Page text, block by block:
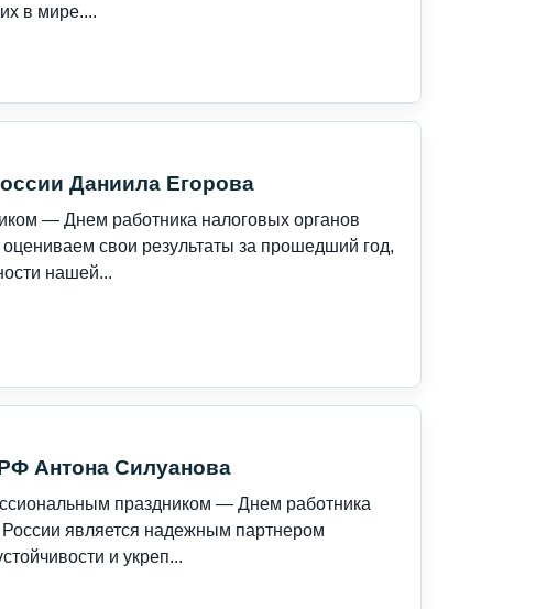
в мире....
Даниила Егорова
— Днем работника налоговых органов
свои результаты за прошедший год,
нашей...
Антона Силуанова
праздником — Днем работника
является надежным партнером
и укреп...